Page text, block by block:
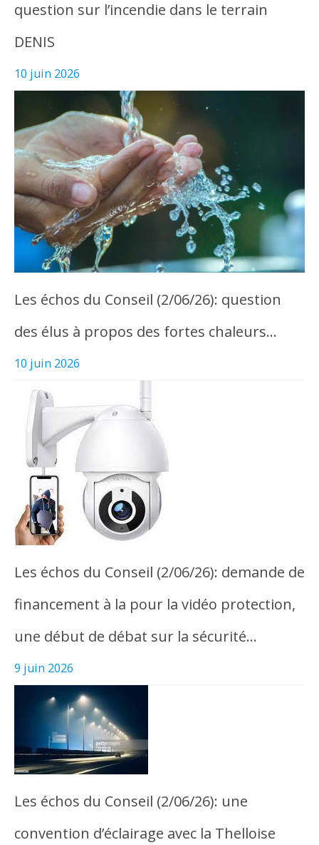
question sur l’incendie dans le terrain
DENIS
10 juin 2026
Les échos du Conseil (2/06/26): question
des élus à propos des fortes chaleurs…
10 juin 2026
Les échos du Conseil (2/06/26): demande de
financement à la pour la vidéo protection,
une début de débat sur la sécurité…
9 juin 2026
Les échos du Conseil (2/06/26): une
convention d’éclairage avec la Thelloise